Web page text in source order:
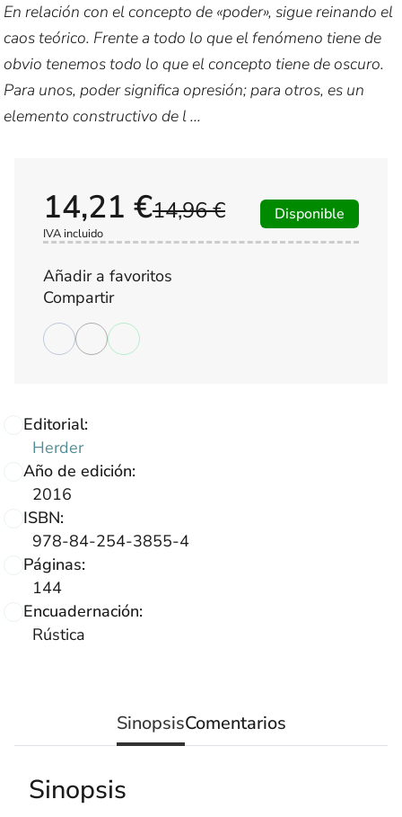
En relación con el concepto de «poder», sigue reinando el
caos teórico. Frente a todo lo que el fenómeno tiene de
obvio tenemos todo lo que el concepto tiene de oscuro.
Para unos, poder significa opresión; para otros, es un
elemento constructivo de l ...
Editorial:
Herder
Año de edición:
2016
ISBN:
978-84-254-3855-4
Páginas:
144
Encuadernación:
Rústica
14,96 €
14,21 €
IVA incluido
Disponible
Añadir a favoritos
Compartir
SinopsisComentarios
Sinopsis